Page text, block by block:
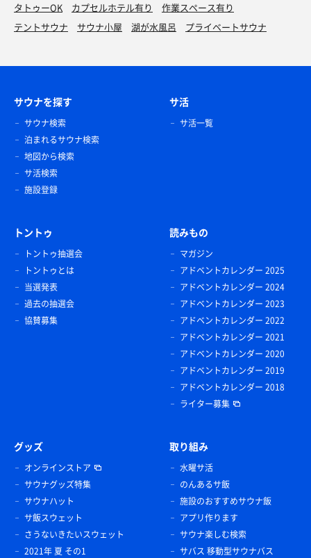
タトゥーOK
カプセルホテル有り
作業スペース有り
テントサウナ
サウナ小屋 湖が水風呂 プライベートサウナ
サウナを探す
サウナ検索
泊まれるサウナ検索
地図から検索
サ活検索
施設登録
サ活
サ活一覧
トントゥ
トントゥ抽選会
トントゥとは
当選発表
過去の抽選会
協賛募集
読みもの
マガジン
アドベントカレンダー 2025
アドベントカレンダー 2024
アドベントカレンダー 2023
アドベントカレンダー 2022
アドベントカレンダー 2021
アドベントカレンダー 2020
アドベントカレンダー 2019
アドベントカレンダー 2018
ライター募集
グッズ
オンラインストア
サウナグッズ特集
サウナハット
サ飯スウェット
さうないきたいスウェット
2021年 夏 その1
取り組み
水曜サ活
のんあるサ飯
施設のおすすめサウナ飯
アプリ作ります
サウナ楽しむ検索
サバス 移動型サウナバス